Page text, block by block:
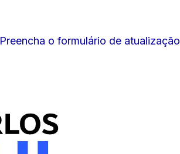
Preencha o formulário de atualização